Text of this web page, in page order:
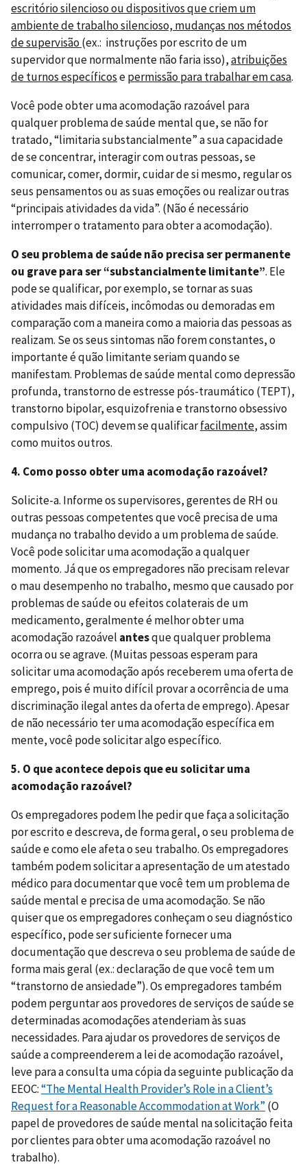
escritório silencioso ou dispositivos que criem um
ambiente de trabalho silencioso, mudanças nos métodos
de supervisão (ex.: instruções por escrito de um
supervidor que normalmente não faria isso),atribuições
de turnos específicosepermissão para trabalhar em casa.
Você pode obter uma acomodação razoável para
qualquer problema de saúde mental que, se não for
tratado, “limitaria substancialmente” a sua capacidade
de se concentrar, interagir com outras pessoas, se
comunicar, comer, dormir, cuidar de si mesmo, regular os
seus pensamentos ou as suas emoções ou realizar outras
“principais atividades da vida”. (Não é necessário
interromper o tratamento para obter a acomodação).
O seu problema de saúde não precisa ser permanente
ou grave para ser “substancialmente limitante”. Ele
pode se qualificar, por exemplo, se tornar as suas
atividades mais difíceis, incômodas ou demoradas em
comparação com a maneira como a maioria das pessoas as
realizam. Se os seus sintomas não forem constantes, o
importante é quão limitante seriam quando se
manifestam. Problemas de saúde mental como depressão
profunda, transtorno de estresse pós-traumático (TEPT),
transtorno bipolar, esquizofrenia e transtorno obsessivo
compulsivo (TOC) devem se qualificarfacilmente, assim
como muitos outros.
4. Como posso obter uma acomodação razoável?
Solicite-a. Informe os supervisores, gerentes de RH ou
outras pessoas competentes que você precisa de uma
mudança no trabalho devido a um problema de saúde.
Você pode solicitar uma acomodação a qualquer
momento. Já que os empregadores não precisam relevar
o mau desempenho no trabalho, mesmo que causado por
problemas de saúde ou efeitos colaterais de um
medicamento, geralmente é melhor obter uma
acomodação razoável antesque qualquer problema
ocorra ou se agrave. (Muitas pessoas esperam para
solicitar uma acomodação após receberem uma oferta de
emprego, pois é muito difícil provar a ocorrência de uma
discriminação ilegal antes da oferta de emprego). Apesar
de não necessário ter uma acomodação específica em
mente, você pode solicitar algo específico.
5. O que acontece depois que eu solicitar uma
acomodação razoável?
Os empregadores podem lhe pedir que faça a solicitação
por escrito e descreva, de forma geral, o seu problema de
saúde e como ele afeta o seu trabalho. Os empregadores
também podem solicitar a apresentação de um atestado
médico para documentar que você tem um problema de
saúde mental e precisa de uma acomodação. Se não
quiser que os empregadores conheçam o seu diagnóstico
específico, pode ser suficiente fornecer uma
documentação que descreva o seu problema de saúde de
forma mais geral (ex.: declaração de que você tem um
“transtorno de ansiedade”). Os empregadores também
podem perguntar aos provedores de serviços de saúde se
determinadas acomodações atenderiam às suas
necessidades. Para ajudar os provedores de serviços de
saúde a compreenderem a lei de acomodação razoável,
leve para a consulta uma cópia da seguinte publicação da
EEOC:“The Mental Health Provider’s Role in a Client’s
Request for a Reasonable Accommodation at Work” (O
papel de provedores de saúde mental na solicitação feita
por clientes para obter uma acomodação razoável no
trabalho).